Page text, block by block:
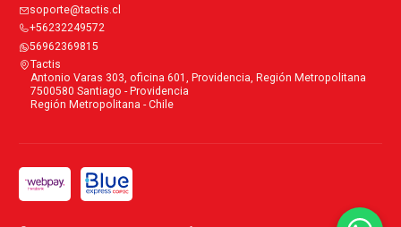
soporte@tactis.cl
+56232249572
56962369815
Tactis
Antonio Varas 303, oficina 601, Providencia, Región Metropolitana
7500580 Santiago - Providencia
Región Metropolitana - Chile